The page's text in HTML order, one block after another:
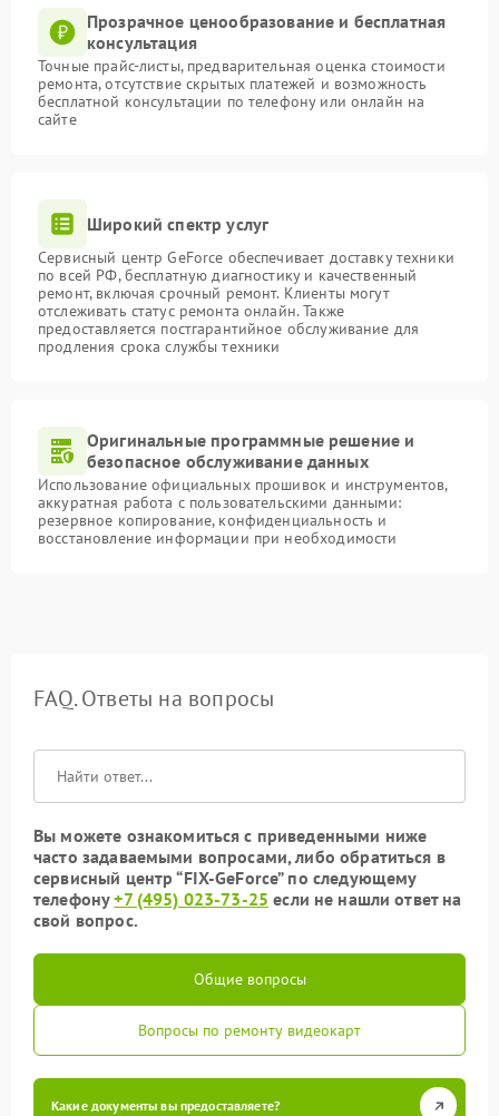
Прозрачное ценообразование и бесплатная
консультация
Точные прайс-листы, предварительная оценка стоимости
ремонта, отсутствие скрытых платежей и возможность
бесплатной консультации по телефону или онлайн на
сайте
Широкий спектр услуг
Сервисный центр GeForce обеспечивает доставку техники
по всей РФ, бесплатную диагностику и качественный
ремонт, включая срочный ремонт. Клиенты могут
отслеживать статус ремонта онлайн. Также
предоставляется постгарантийное обслуживание для
продления срока службы техники
Оригинальные программные решение и
безопасное обслуживание данных
Использование официальных прошивок и инструментов,
аккуратная работа с пользовательскими данными:
резервное копирование, конфиденциальность и
восстановление информации при необходимости
FAQ. Ответы на вопросы
Вы можете ознакомиться с приведенными ниже
часто задаваемыми вопросами, либо обратиться в
сервисный центр “FIX-GeForce” по следующему
телефону+7 (495) 023-73-25 если не нашли ответ на
свой вопрос.
Общие вопросы
Вопросы по ремонту видеокарт
Какие документы вы предоставляете?